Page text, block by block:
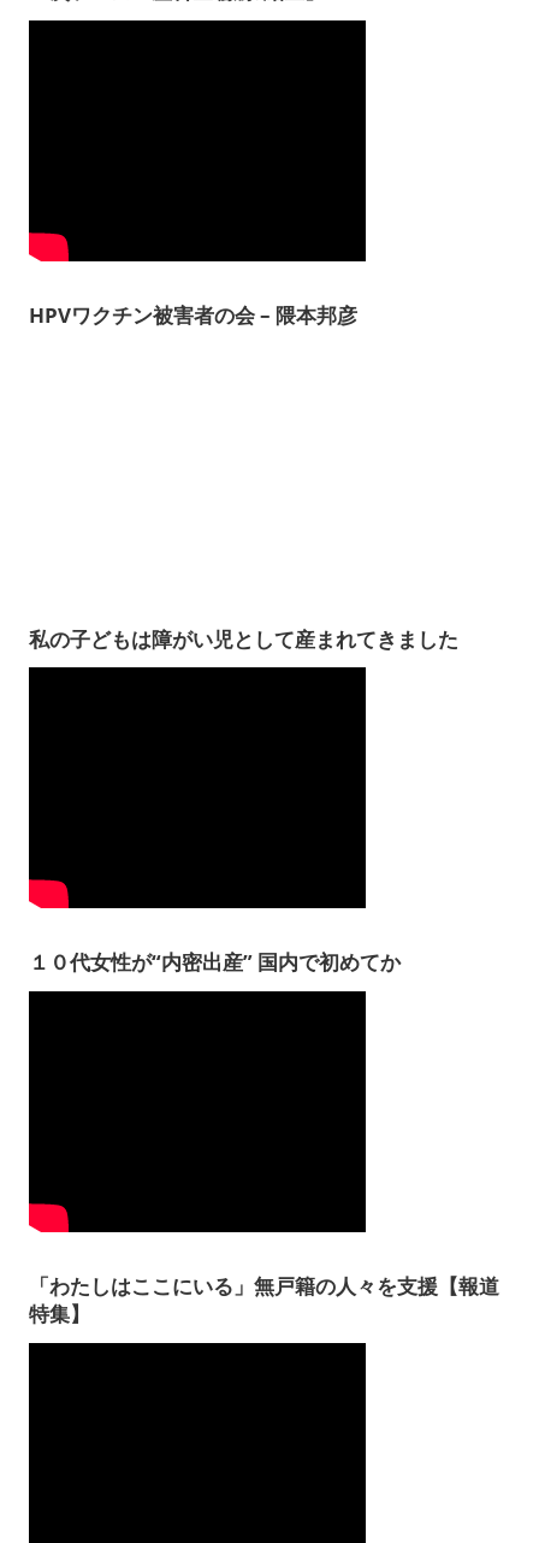
HPVワクチン被害者の会 – 隈本邦彦
私の子どもは障がい児として産まれてきました
１０代女性が“内密出産” 国内で初めてか
「わたしはここにいる」無戸籍の人々を支援【報道
特集】